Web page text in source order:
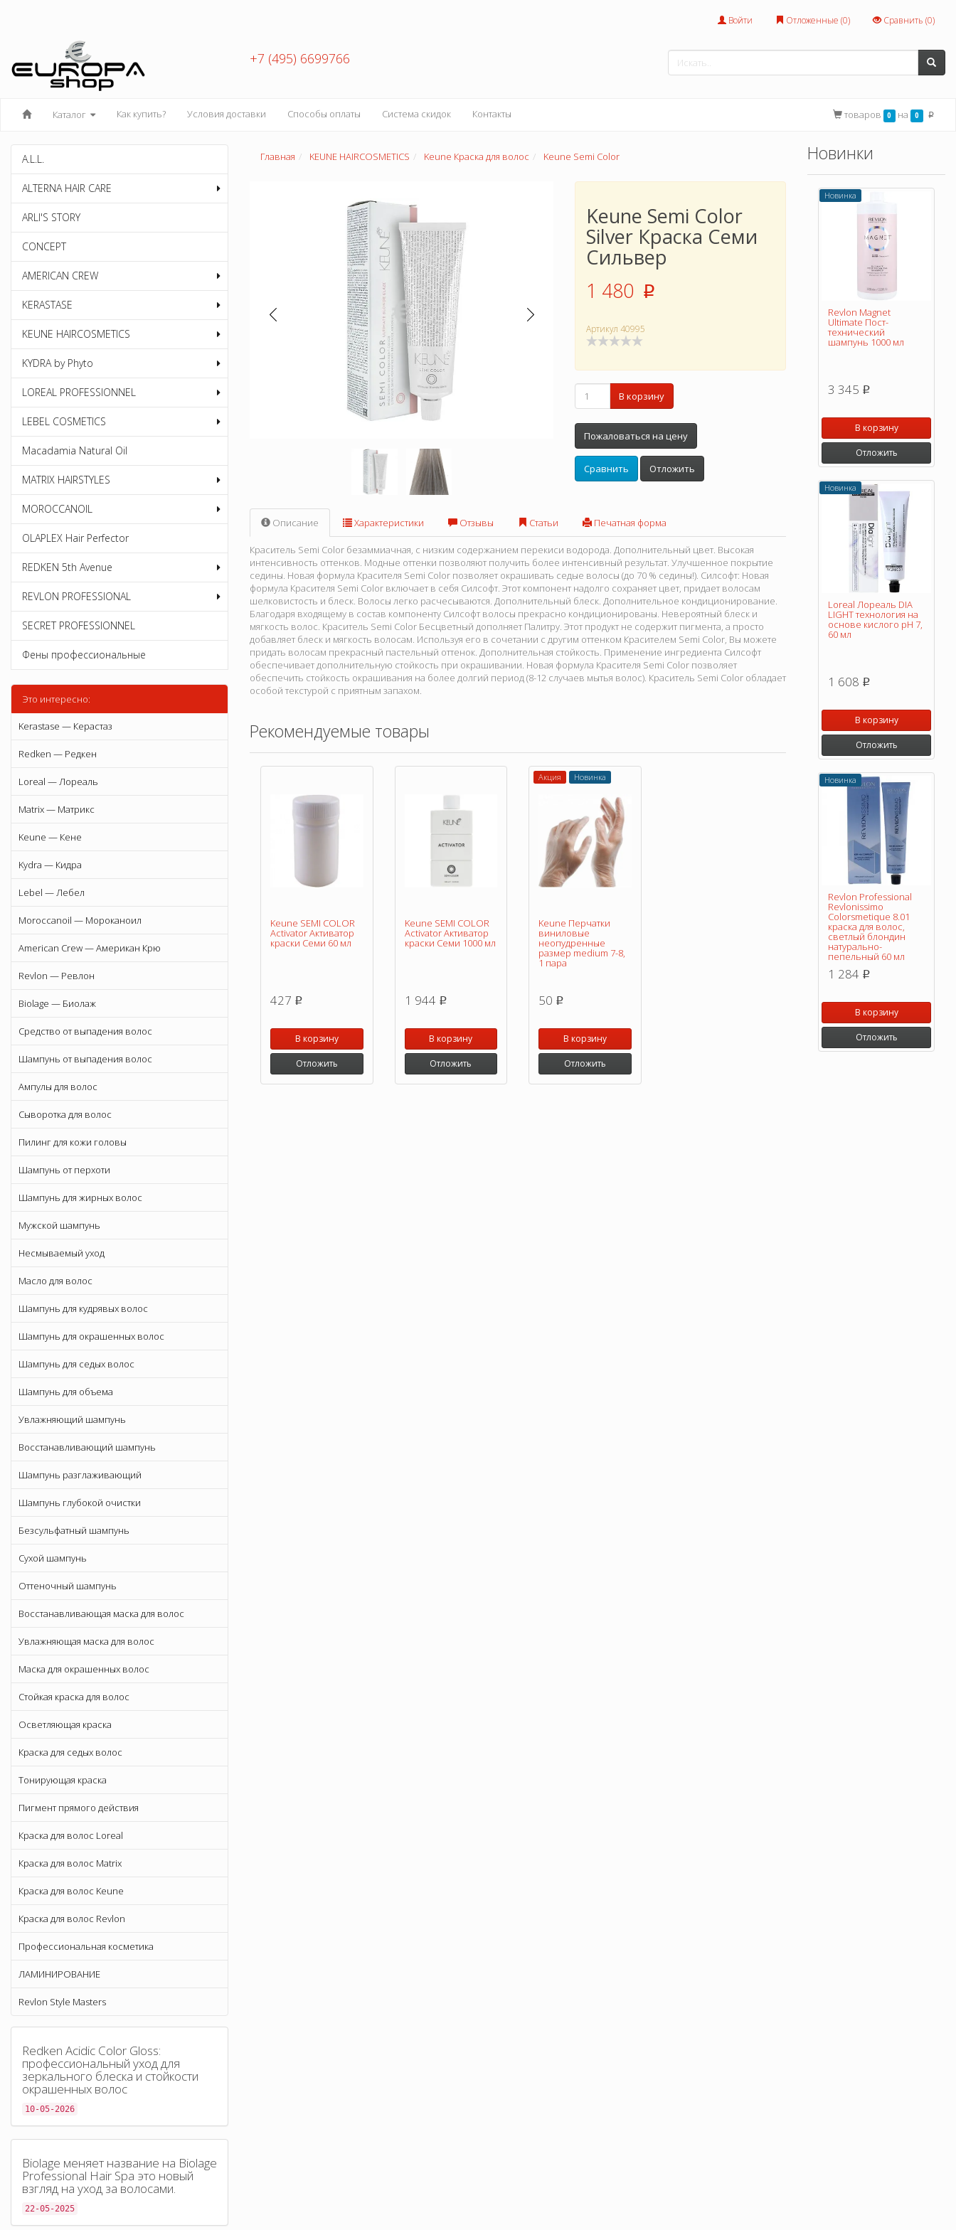
Войти Отложенные (0) Сравнить (0)
+7 (495) 6699766
Каталог Как купить? Условия доставки Способы оплаты Система скидок Контакты товаров 0 на 0 p
A.L.L.
ALTERNA HAIR CARE
ARLI'S STORY
CONCEPT
AMERICAN CREW
KERASTASE
KEUNE HAIRCOSMETICS
KYDRA by Phyto
LOREAL PROFESSIONNEL
LEBEL COSMETICS
Macadamia Natural Oil
MATRIX HAIRSTYLES
MOROCCANOIL
OLAPLEX Hair Perfector
REDKEN 5th Avenue
REVLON PROFESSIONAL
SECRET PROFESSIONNEL
Фены профессиональные
Это интересно:
Kerastase — Керастаз
Redken — Редкен
Loreal — Лореаль
Matrix — Матрикс
Keune — Кене
Kydra — Кидра
Lebel — Лебел
Moroccanoil — Мороканоил
American Crew — Американ Крю
Revlon — Ревлон
Biolage — Биолаж
Средство от выпадения волос
Шампунь от выпадения волос
Ампулы для волос
Сыворотка для волос
Пилинг для кожи головы
Шампунь от перхоти
Шампунь для жирных волос
Мужской шампунь
Несмываемый уход
Масло для волос
Шампунь для кудрявых волос
Шампунь для окрашенных волос
Шампунь для седых волос
Шампунь для объема
Увлажняющий шампунь
Восстанавливающий шампунь
Шампунь разглаживающий
Шампунь глубокой очистки
Безсульфатный шампунь
Сухой шампунь
Оттеночный шампунь
Восстанавливающая маска для волос
Увлажняющая маска для волос
Маска для окрашенных волос
Стойкая краска для волос
Осветляющая краска
Краска для седых волос
Тонирующая краска
Пигмент прямого действия
Краска для волос Loreal
Краска для волос Matrix
Краска для волос Keune
Краска для волос Revlon
Профессиональная косметика
ЛАМИНИРОВАНИЕ
Revlon Style Masters
Redken Acidic Color Gloss:
профессиональный уход для
зеркального блеска и стойкости
окрашенных волос
10-05-2026
Biolage меняет название на Biolage
Professional Hair Spa это новый
взгляд на уход за волосами.
22-05-2025
Главная KEUNE HAIRCOSMETICS Keune Краска для волос Keune Semi Color
Keune Semi Color
Silver Краска Семи
Сильвер
1 480 p
Артикул 40995
В корзину
Пожаловаться на цену
Сравнить Отложить
Описание Характеристики Отзывы Статьи Печатная форма
Краситель Semi Color безаммиачная, с низким содержанием перекиси водорода. Дополнительный цвет. Высокая
интенсивность оттенков. Модные оттенки позволяют получить более интенсивный результат. Улучшенное покрытие
седины. Новая формула Красителя Semi Color позволяет окрашивать седые волосы (до 70 % седины!). Силсофт: Новая
формула Красителя Semi Color включает в себя Силсофт. Этот компонент надолго сохраняет цвет, придает волосам
шелковистость и блеск. Волосы легко расчесываются. Дополнительный блеск. Дополнительное кондиционирование.
Благодаря входящему в состав компоненту Силсофт волосы прекрасно кондиционированы. Невероятный блеск и
мягкость волос. Краситель Semi Color Бесцветный дополняет Палитру. Этот продукт не содержит пигмента, а просто
добавляет блеск и мягкость волосам. Используя его в сочетании с другим оттенком Красителем Semi Color, Вы можете
придать волосам прекрасный пастельный оттенок. Дополнительная стойкость. Применение ингредиента Силсофт
обеспечивает дополнительную стойкость при окрашивании. Новая формула Красителя Semi Color позволяет
обеспечить стойкость окрашивания на более долгий период (8-12 случаев мытья волос). Краситель Semi Color обладает
особой текстурой с приятным запахом.
Рекомендуемые товары
Keune SEMI COLOR
Activator Активатор
краски Семи 60 мл
427 p
В корзину
Отложить
Keune SEMI COLOR
Activator Активатор
краски Семи 1000 мл
1 944 p
В корзину
Отложить
Акция Новинка
Keune Перчатки
виниловые
неопудренные
размер medium 7-8,
1 пара
50 p
В корзину
Отложить
Новинки
Новинка
Revlon Magnet
Ultimate Пост-
технический
шампунь 1000 мл
3 345 p
В корзину
Отложить
Новинка
Loreal Лореаль DIA
LIGHT технология на
основе кислого pH 7,
60 мл
1 608 p
В корзину
Отложить
Новинка
Revlon Professional
Revlonissimo
Colorsmetique 8.01
краска для волос,
светлый блондин
натурально-
пепельный 60 мл
1 284 p
В корзину
Отложить